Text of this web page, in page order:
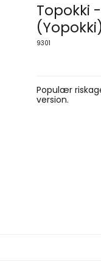
Topokki
9301
Populær
version.